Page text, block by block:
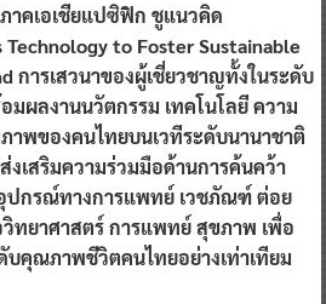
คเอเชียแปซิฟิก ชูแนวคิด
to Foster Sustainable
การเสวนาของผู้เชี่ยวชาญทั้งในระดับ
มผลงานนวัตกรรม เทคโนโลยี ความ
าพของคนไทยบนเวทีระดับนานาชาติ
เสริมความร่วมมือด้านการค้นคว้า
ปกรณ์ทางการแพทย์ เวชภัณฑ์ ต่อย
ทยาศาสตร์ การแพทย์ สุขภาพ เพื่อ
บคุณภาพชีวิตคนไทยอย่างเท่าเทียม